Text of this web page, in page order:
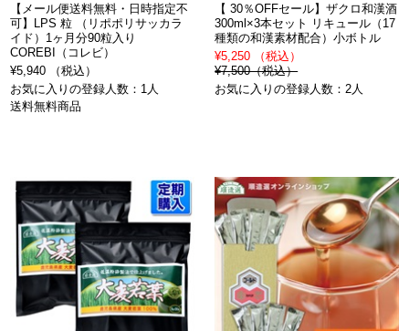
【メール便送料無料・日時指定不
可】LPS 粒 （リポポリサッカラ
イド）1ヶ月分90粒入り
COREBI（コレビ）
¥5,940 （税込）
お気に入りの登録人数：1人
送料無料商品
【 30％OFFセール】ザクロ和漢酒
300ml×3本セット リキュール（17
種類の和漢素材配合）小ボトル
¥5,250 （税込）
¥7,500（税込）
お気に入りの登録人数：2人